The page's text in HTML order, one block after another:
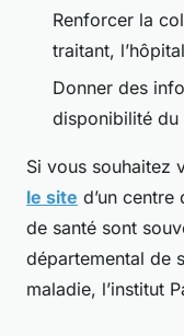
Renforcer la
traitant,
Donner des
disponibilité du
Si vous souhaitez
le site d’un
de santé sont
départemental de
maladie, l’institut